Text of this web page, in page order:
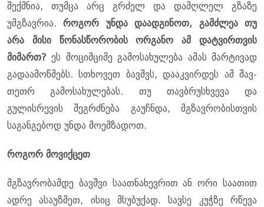
შექმნია, თუმცა არც გრძელ და დამღლელ გზაზე
უმგზავრია.როგორ უნდა დაადგინოთ, გამძლეა თუ
არა მისი წონასწორობის ორგანო ამ დატვირთვის
მიმართ? ეს მოციმციმე გამოსახულება ამას მარტივად
გადაამოწმებს. სთხოვეთ ბავშვს, დააკვირდეს ამ შავ-
თეთრ გამოსახულებას. თუ თავბრუსხვევა და
გულისრევის შეგრძნება გაუჩნდა, მგზავრობისთვის
საგანგებოდ უნდა მოემზადოთ.
როგორ მოვიქცეთ
მგზავრობამდე ბავშვი საათნახევრით ან ორი საათით
ადრე ასაუზმეთ, ისიც მსუბუქად. სავსე კუჭზე რწევა